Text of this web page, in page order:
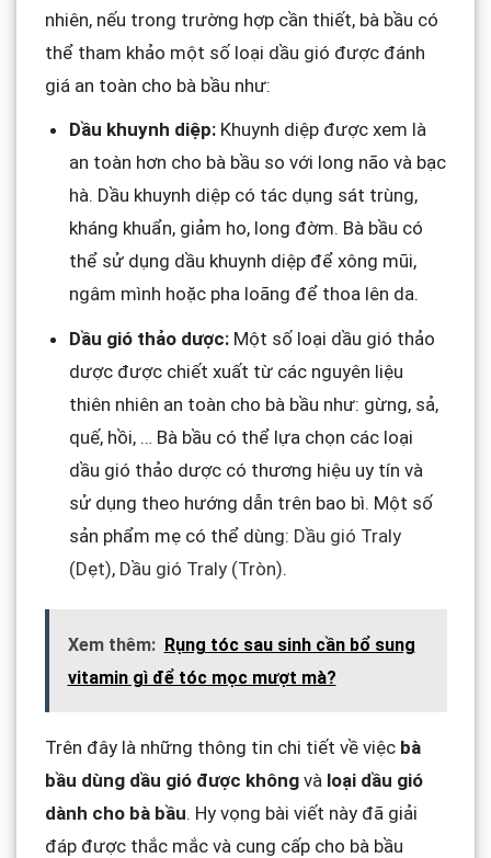
nhiên, nếu trong trường hợp cần thiết, bà bầu có
thể tham khảo một số loại dầu gió được đánh
giá an toàn cho bà bầu như:
Dầu khuynh diệp:Khuynh diệp được xem là
an toàn hơn cho bà bầu so với long não và bạc
hà. Dầu khuynh diệp có tác dụng sát trùng,
kháng khuẩn, giảm ho, long đờm. Bà bầu có
thể sử dụng dầu khuynh diệp để xông mũi,
ngâm mình hoặc pha loãng để thoa lên da.
Dầu gió thảo dược:Một số loại dầu gió thảo
dược được chiết xuất từ các nguyên liệu
thiên nhiên an toàn cho bà bầu như: gừng, sả,
quế, hồi, … Bà bầu có thể lựa chọn các loại
dầu gió thảo dược có thương hiệu uy tín và
sử dụng theo hướng dẫn trên bao bì. Một số
sản phẩm mẹ có thể dùng: Dầu gió Traly
(Dẹt), Dầu gió Traly (Tròn).
Xem thêm: Rụng tóc sau sinh cần bổ sung
vitamin gì để tóc mọc mượt mà?
Trên đây là những thông tin chi tiết về việc bà
bầu dùng dầu gió được khôngvà loại dầu gió
dành cho bà bầu. Hy vọng bài viết này đã giải
đáp được thắc mắc và cung cấp cho bà bầu